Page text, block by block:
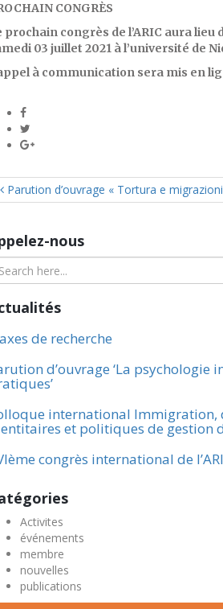
CONGRÈS
prochain congrès de l’ARIC aura lieu
03 juillet 2021 à l’université de
à communication sera mis en
Parution d’ouvrage « Tortura e
nous
de recherche
d’ouvrage ‘La psychologie
international Immigration,
et politiques de gestion
congrès international de
Activites
événements
membre
nouvelles
publications